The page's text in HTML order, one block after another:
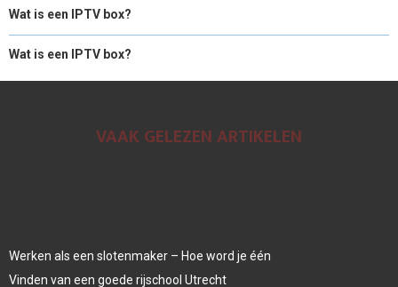
Wat is een IPTV box?
Wat is een IPTV box?
VAAK GELEZEN ARTIKELEN
Werken als een slotenmaker – Hoe word je één
Vinden van een goede rijschool Utrecht